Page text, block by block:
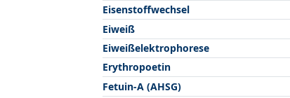
Eisenstoffwechsel
Eiweiß
Eiweißelektrophorese
Erythropoetin
Fetuin-A (AHSG)